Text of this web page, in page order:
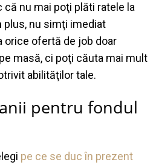
că nu mai poţi plăti ratele la
plus, nu simţi imediat
orice ofertă de job doar
masă, ci poţi căuta mai mult
abilităţilor tale.
pentru fondul
pe ce se duc în prezent